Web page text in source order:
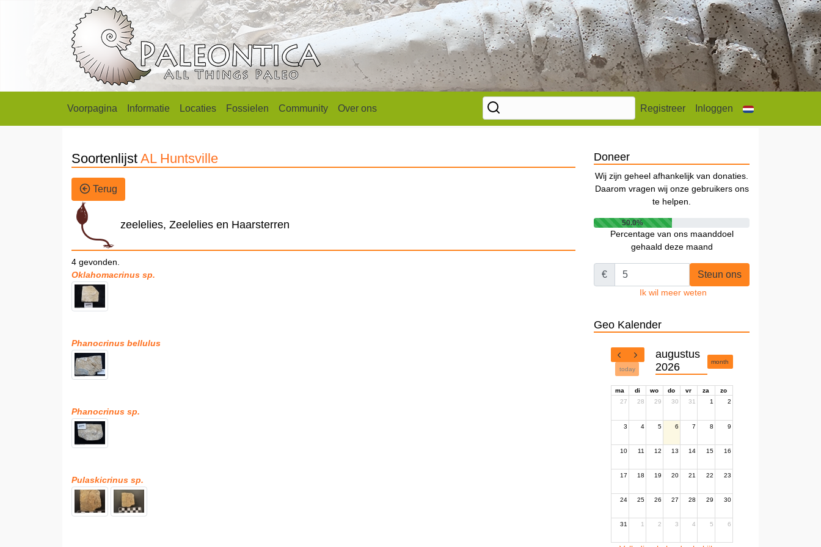
Voorpagina Informatie Locaties Fossielen Community Over ons Registreer Inloggen
Soortenlijst AL Huntsville
Terug
zeelelies, Zeelelies en Haarsterren
4 gevonden.
Oklahomacrinus sp.
Phanocrinus bellulus
Phanocrinus sp.
Pulaskicrinus sp.
Doneer
Wij zijn geheel afhankelijk van donaties.
Daarom vragen wij onze gebruikers ons
te helpen.
50.0%
Percentage van ons maanddoel
gehaald deze maand
€ Steun ons
Ik wil meer weten
Geo Kalender
today
augustus
2026
month
ma di wo do vr za
zo
27
28 29 30 31 1 2
3 4 5 6 7 8 9
10 11 12 13 14 15 16
17 18 19 20 21 22 23
24 25 26 27 28 29 30
31 1 2 3 4 5 6